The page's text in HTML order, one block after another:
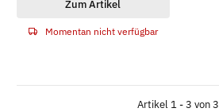
Zum Artikel
Momentan nicht verfügbar
Artikel 1 - 3 von 3